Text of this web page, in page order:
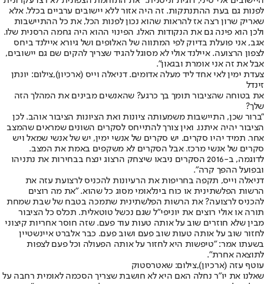
לפנות גם בעת ההתנתקות. זה היה אזור ללא יישובים ערביים בכלל. אלא
שאריק שרון רצה אז להראות שהוא נכון לפנות הכל, את כל ההתיישבות
ולכן הוא פינה גם את הנקודות האלו. הפינוי ההוא היה גחמה הרסנית שלו.
אגב, אני פועלת בדיוק לפי המתווה של האלופים ושל גיורא איילנד ביחס
לצפון הרצועה. איילנד אולי לא מסוגל להגיד שצריך להקים שם גם יישובים,
אבל את זה אני אומרת ובגאון".
צעדת ימין לאי אחד ליד מעלה אדומים. דניאלה וייס (ארכיון),צילום: יונתן
זינדל
את בטוחה שהציבור תומך בך כרגע? שהאנשים מבינים את המהלך הזה
שלך?
"ברור שכן, התיישבות משמעותה ציונות ואת הציונות הציבור אוהב. לכן
הציבור יהיה איתנו. ואין צורך להתייחס לסקרים השונים שמראים שהמצב
אחר. תמיד יהיו סקרים. יש סקרים של אנשי ימין, יש של אנשי שמאל ויש
סקרים של אנשי מרכז. אבל הסקרים לא משקפים באמת את המצב.
לדוגמה, ב-2016 הסקרים ניבאו שיצחק הרצוג ינצח בבחירות את נתניהו
ובפועל ההפך קרה".
דניאלה וייס, תקפה בחריפות את הרעיונות להכניס לרצועת עזה את
הרשות הפלשתינית או כוח בינלאומי מסוג כל שהוא. "את מה רוצים
להכניס לרצועה? את הרשות הפלשתינית שתמכה בטבח של שבת שמחת
תורה או אולי רוצים את יוניפי"ל שגם נכשל טוטאלית. תכלס כל הציבור
מבין שלא חוזרים שוב על אותה טעות עוד פעם. שזה חוסר אחריות קיצוני
לחזור שוב על אותה טעות שוב פעם ושוב פעם. כבר אלברט איינשטיין
בשעתו אמר: "טיפשות היא לחזור על אותה הפעולה וכל פעם לצפות
לתוצאה אחרת".
עוטף עזה (ארכיון),צילום: שאטרסטוק
שאלנו את יו"ר נחלה האם היא לא חושבת שצריך הסכמה לאומית רחבה על